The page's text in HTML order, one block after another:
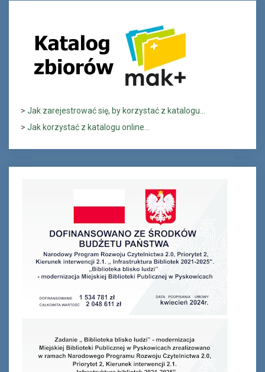
> Jak zarejestrować się, by korzystać z katalogu...
> Jak korzystać z katalogu online...